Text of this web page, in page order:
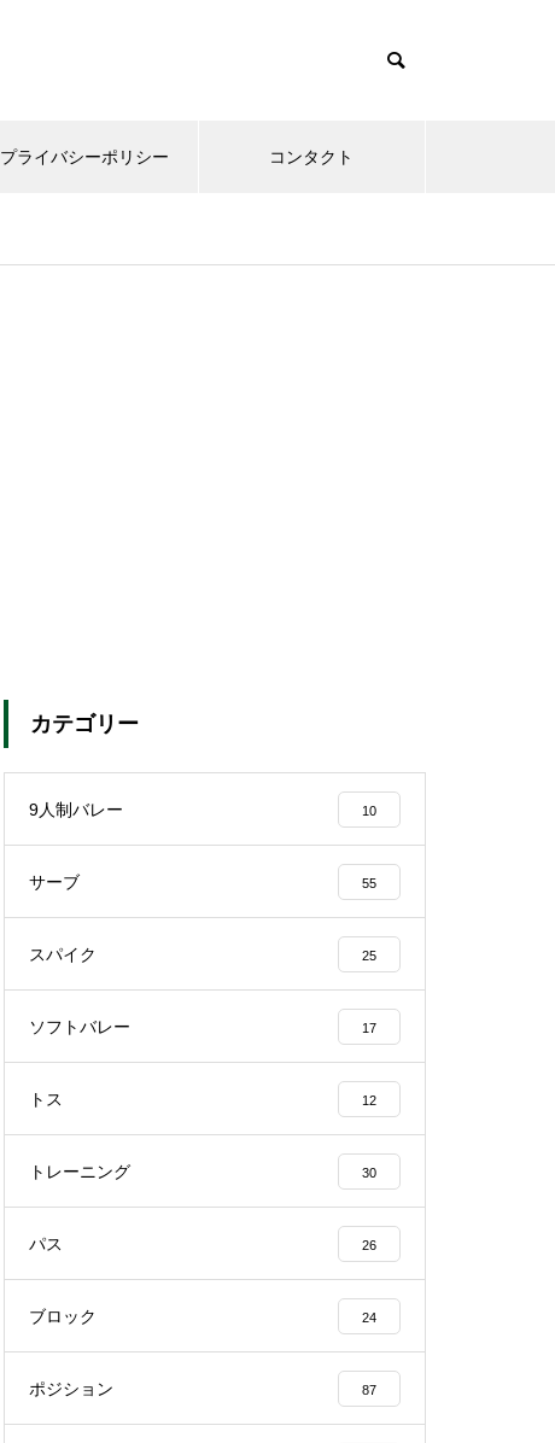
プライバシーポリシー コンタクト
カテゴリー
9人制バレー 10
サーブ 55
スパイク 25
ソフトバレー 17
トス 12
トレーニング 30
パス 26
ブロック 24
ポジション 87